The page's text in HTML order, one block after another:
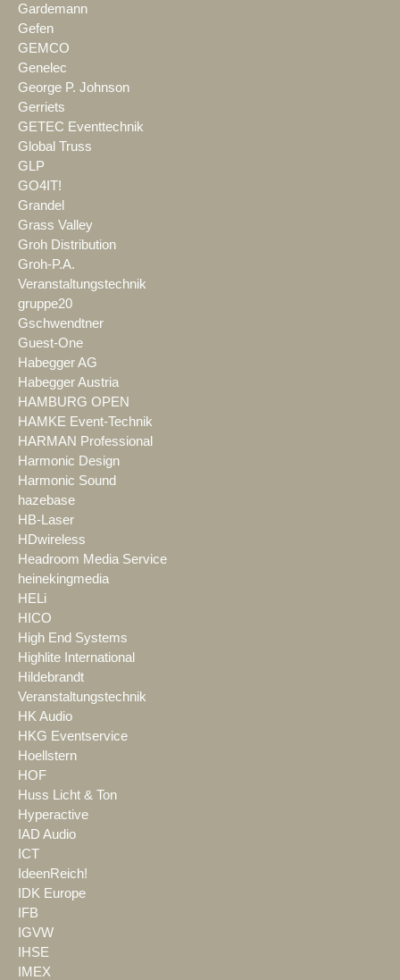
Gardemann
Gefen
GEMCO
Genelec
George P. Johnson
Gerriets
GETEC Eventtechnik
Global Truss
GLP
GO4IT!
Grandel
Grass Valley
Groh Distribution
Groh-P.A.
Veranstaltungstechnik
gruppe20
Gschwendtner
Guest-One
Habegger AG
Habegger Austria
HAMBURG OPEN
HAMKE Event-Technik
HARMAN Professional
Harmonic Design
Harmonic Sound
hazebase
HB-Laser
HDwireless
Headroom Media Service
heinekingmedia
HELi
HICO
High End Systems
Highlite International
Hildebrandt
Veranstaltungstechnik
HK Audio
HKG Eventservice
Hoellstern
HOF
Huss Licht & Ton
Hyperactive
IAD Audio
ICT
IdeenReich!
IDK Europe
IFB
IGVW
IHSE
IMEX